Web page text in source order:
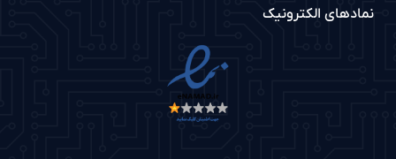
نمادهای الکترونیک